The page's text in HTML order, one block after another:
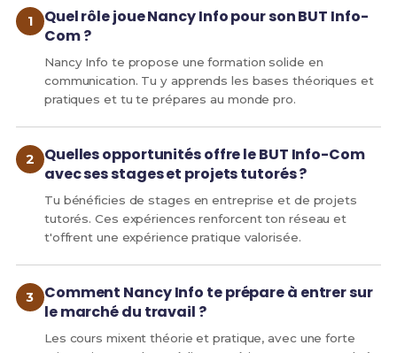
Quel rôle joue Nancy Info pour son BUT Info-
Com ?
Nancy Info te propose une formation solide en
communication. Tu y apprends les bases théoriques et
pratiques et tu te prépares au monde pro.
Quelles opportunités offre le BUT Info-Com
avec ses stages et projets tutorés ?
Tu bénéficies de stages en entreprise et de projets
tutorés. Ces expériences renforcent ton réseau et
t'offrent une expérience pratique valorisée.
Comment Nancy Info te prépare à entrer sur
le marché du travail ?
Les cours mixent théorie et pratique, avec une forte